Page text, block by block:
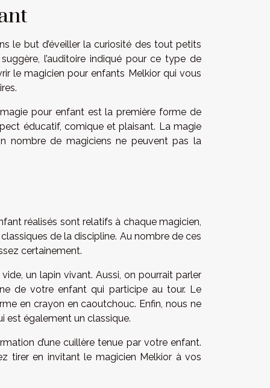
le but d’éveiller la curiosité des tout petits
l’auditoire indiqué pour ce type de
le magicien pour enfants Melkior qui vous
pour enfant est la première forme de
éducatif, comique et plaisant. La magie
nombre de magiciens ne peuvent pas la
réalisés sont relatifs à chaque magicien,
de la discipline. Au nombre de ces
certainement.
un lapin vivant. Aussi, on pourrait parler
de votre enfant qui participe au tour. Le
en crayon en caoutchouc. Enfin, nous ne
est également un classique.
d’une cuillère tenue par votre enfant.
tirer en invitant le magicien Melkior à vos